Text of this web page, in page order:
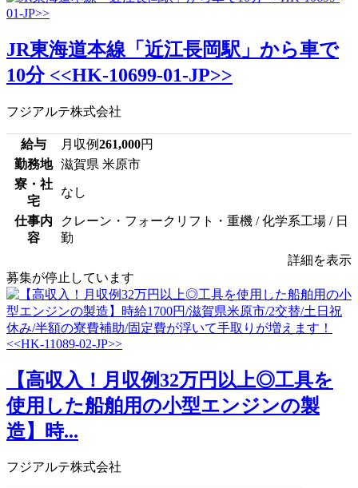
JR東海道本線「近江長岡駅」から車で
10分 <<HK-10699-01-JP>>
フジアルテ株式会社
給与 月収例261,000円
勤務地
滋賀県 米原市
寮・社
宅
なし
仕事内
容
クレーン・フォークリフト・重機 / 化学系工場 / 日
勤
詳細を表示
募集が停止しています
【高収入！月収例32万円以上◎工具を
使用した船舶用の小型エンジンの製
造】時...
フジアルテ株式会社